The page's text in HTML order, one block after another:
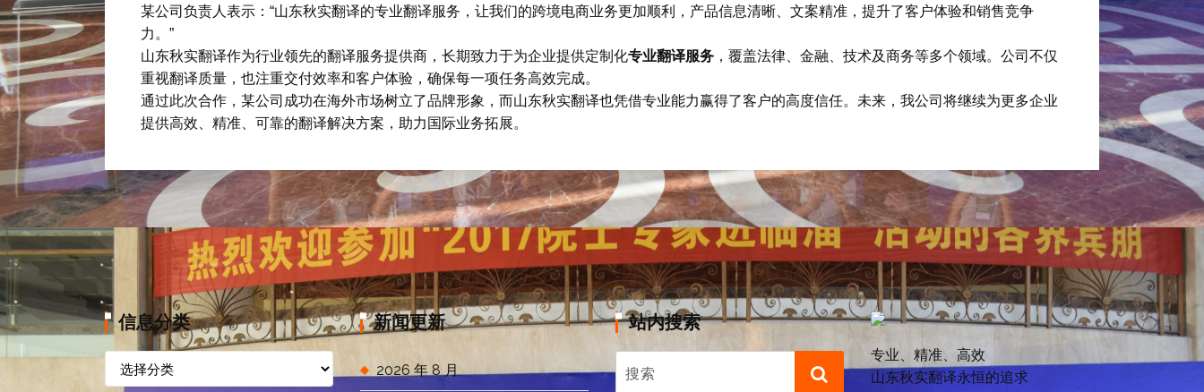
某公司负责人表示：“山东秋实翻译的专业翻译服务，让我们的跨境电商业务更加顺利，产品信息清晰、文案精准，提升了客户体验和销售竞争
力。”
山东秋实翻译作为行业领先的翻译服务提供商，长期致力于为企业提供定制化专业翻译服务 ，覆盖法律、金融、技术及商务等多个领域。公司不仅
重视翻译质量，也注重交付效率和客户体验，确保每一项任务高效完成。
通过此次合作，某公司成功在海外市场树立了品牌形象，而山东秋实翻译也凭借专业能力赢得了客户的高度信任。未来，我公司将继续为更多企业
提供高效、精准、可靠的翻译解决方案，助力国际业务拓展。
信息分类
息
新闻更新
2026 年 8 月
站内搜索
专业、精准、高效
山东秋实翻译永恒的追求